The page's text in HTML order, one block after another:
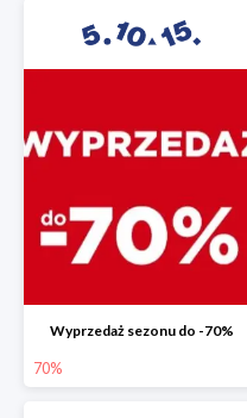
Wyprzedaż sezonu do -70%
70%